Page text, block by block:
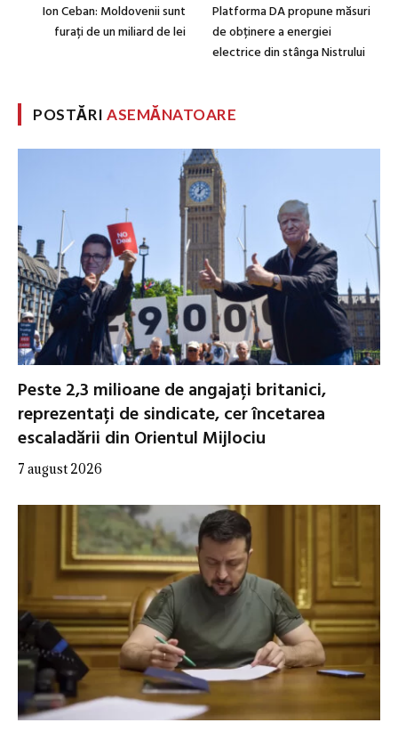
Ion Ceban: Moldovenii sunt
furați de un miliard de lei
Platforma DA propune măsuri
de obținere a energiei
electrice din stânga Nistrului
POSTĂRIASEMĂNATOARE
Peste 2,3 milioane de angajați britanici,
reprezentați de sindicate, cer încetarea
escaladării din Orientul Mijlociu
7 august 2026